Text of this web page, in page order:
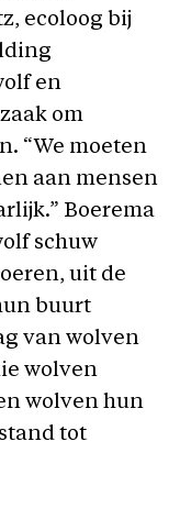
ecoloog bij
en
om
“We moeten
aan mensen
Boerema
schuw
uit de
buurt
van wolven
wolven
wolven hun
tot